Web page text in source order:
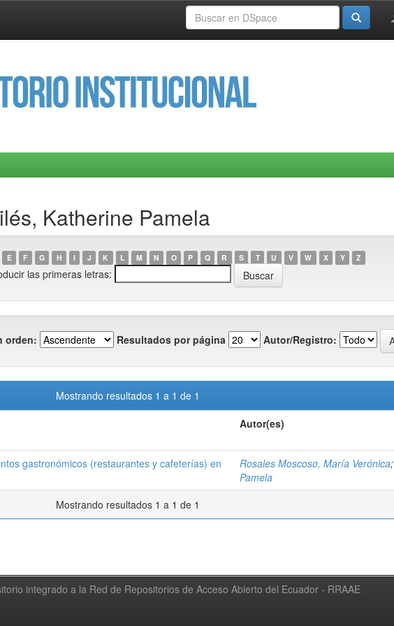
Katherine Pamela
E F G H I J K L M N O P Q R S T U V W X Y Z
las primeras letras:
orden: Resultados por página Autor/Registro:
Mostrando resultados 1 a 1 de 1
Autor(es)
gastronómicos (restaurantes y cafeterías) en
Rosales Moscoso, María Verónica;
Pamela
Mostrando resultados 1 a 1 de 1
integrado a la Red de Repositorios de Acceso Abierto del Ecuador - RRAAE